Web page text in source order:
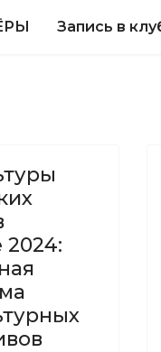
Запись в
2024: